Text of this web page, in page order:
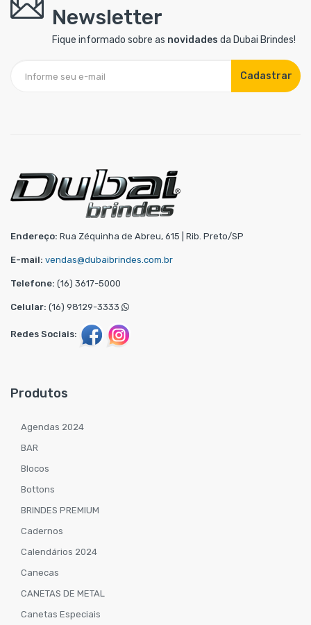
Newsletter
Fique informado sobre as novidades da Dubai Brindes!
Cadastrar
Endereço: Rua Zéquinha de Abreu, 615 | Rib. Preto/SP
E-mail: vendas@dubaibrindes.com.br
Telefone: (16) 3617-5000
Celular: (16) 98129-3333
Redes Sociais:
Produtos
Agendas 2024
BAR
Blocos
Bottons
BRINDES PREMIUM
Cadernos
Calendários 2024
Canecas
CANETAS DE METAL
Canetas Especiais